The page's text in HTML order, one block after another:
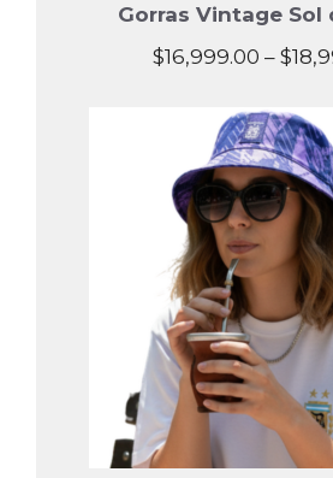
Gorras Vintage Sol
$16,999.00 – $